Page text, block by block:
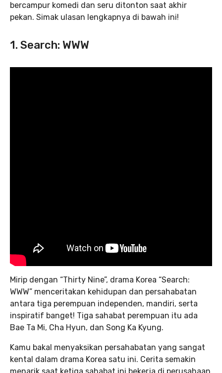
bercampur komedi dan seru ditonton saat akhir
pekan. Simak ulasan lengkapnya di bawah ini!
1. Search: WWW
Mirip dengan “Thirty Nine”, drama Korea “Search:
WWW” menceritakan kehidupan dan persahabatan
antara tiga perempuan independen, mandiri, serta
inspiratif banget! Tiga sahabat perempuan itu ada
Bae Ta Mi, Cha Hyun, dan Song Ka Kyung.
Kamu bakal menyaksikan persahabatan yang sangat
kental dalam drama Korea satu ini. Cerita semakin